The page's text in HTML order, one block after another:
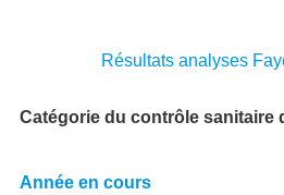
Résultats analyses
Catégorie du contrôle sanitaire
Année en cours